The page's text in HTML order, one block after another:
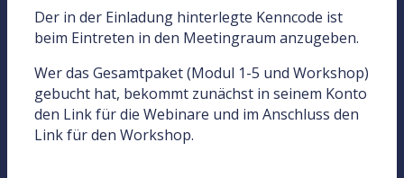
Der in der Einladung hinterlegte Kenncode ist
beim Eintreten in den Meetingraum anzugeben.
Wer das Gesamtpaket (Modul 1-5 und Workshop)
gebucht hat, bekommt zunächst in seinem Konto
den Link für die Webinare und im Anschluss den
Link für den Workshop.